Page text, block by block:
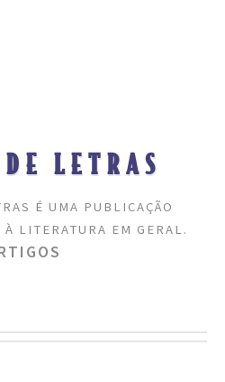
LETRAS
É UMA PUBLICAÇÃO
LITERATURA EM GERAL.